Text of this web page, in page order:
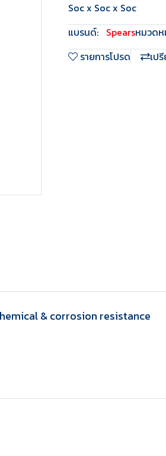
Soc x Soc x Soc
แบรนด์: Spearsหมวด
รายการโปรด
เป
& corrosion resistance